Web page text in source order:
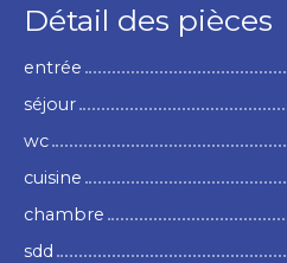
Détail des pièces
entrée
séjour
wc
cuisine
chambre
sdd